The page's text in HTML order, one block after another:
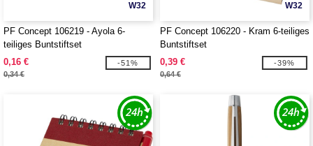
W32
PF Concept 106219 - Ayola 6-
teiliges Buntstiftset
0,16 €
0,34 €
-51%
W32
PF Concept 106220 - Kram 6-teiliges
Buntstiftset
0,39 €
0,64 €
-39%